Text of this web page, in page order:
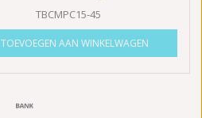
TBCMPC15-45
TOEVOEGEN AAN WINKELWAGEN